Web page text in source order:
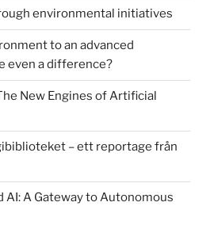
environmental initiatives
to an advanced
even a difference?
New Engines of Artificial
– ett reportage från
AI: A Gateway to Autonomous